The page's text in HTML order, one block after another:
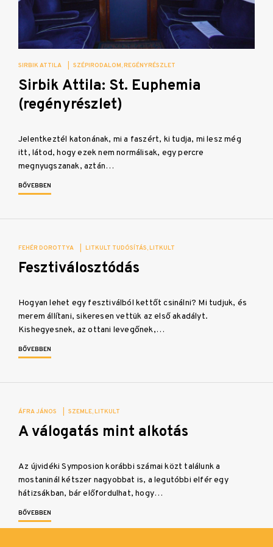
SIRBIK ATTILA SZÉPIRODALOM REGÉNYRÉSZLET
Sirbik Attila: St. Euphemia
(regényrészlet)
Jelentkeztél katonának, mi a faszért, ki tudja, mi lesz még
itt, látod, hogy ezek nem normálisak, egy percre
megnyugszanak, aztán…
BŐVEBBEN
FEHÉR DOROTTYA LITKULT TUDÓSÍTÁS LITKULT
Fesztiválosztódás
Hogyan lehet egy fesztiválból kettőt csinálni? Mi tudjuk, és
merem állítani, sikeresen vettük az első akadályt.
Kishegyesnek, az ottani levegőnek,…
BŐVEBBEN
ÁFRA JÁNOS SZEMLE LITKULT
A válogatás mint alkotás
Az újvidéki Symposion korábbi számai közt találunk a
mostaninál kétszer nagyobbat is, a legutóbbi elfér egy
hátizsákban, bár előfordulhat, hogy…
BŐVEBBEN